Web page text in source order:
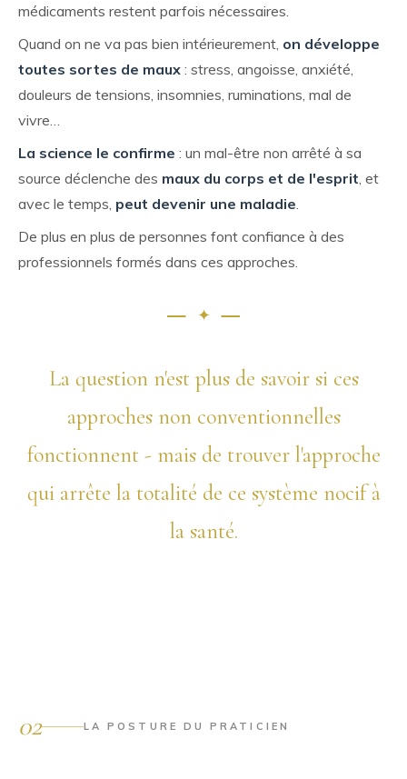
médicaments restent parfois nécessaires.
Quand on ne va pas bien intérieurement, on développe
toutes sortes de maux : stress, angoisse, anxiété,
douleurs de tensions, insomnies, ruminations, mal de
vivre…
La science le confirme : un mal-être non arrêté à sa
source déclenche des maux du corps et de l'esprit, et
avec le temps, peut devenir une maladie.
De plus en plus de personnes font confiance à des
professionnels formés dans ces approches.
La question n'est plus de savoir si ces
approches non conventionnelles
fonctionnent - mais de trouver l'approche
qui arrête la totalité de ce système nocif à
la santé.
02 LA POSTURE DU PRATICIEN